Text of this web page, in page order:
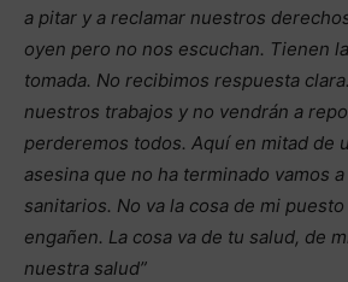
a pitar y a reclamar nuestros
oyen pero no nos escuchan. Tienen
tomada. No recibimos respuesta
nuestros trabajos y no vendrán a
perderemos todos. Aquí en mitad de
asesina que no ha terminado vamos
sanitarios. No va la cosa de mi
engañen. La cosa va de tu salud, de
nuestra salud”